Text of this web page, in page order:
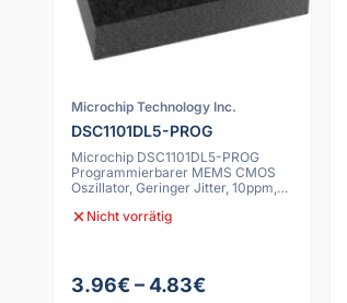
Microchip Technology Inc.
DSC1101DL5-PROG
Microchip DSC1101DL5-PROG
Programmierbarer MEMS CMOS
Oszillator, Geringer Jitter, 10ppm,
Nicht vorrätig
3.96€ – 4.83€